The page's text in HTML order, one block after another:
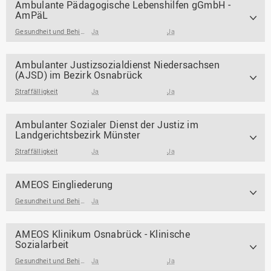
Ambulante Pädagogische Lebenshilfen gGmbH -
AmPäL
Gesundheit und Behinderung Ja Ja
Ambulanter Justizsozialdienst Niedersachsen
(AJSD) im Bezirk Osnabrück
Straffälligkeit Ja Ja
Ambulanter Sozialer Dienst der Justiz im
Landgerichtsbezirk Münster
Straffälligkeit Ja Ja
AMEOS Eingliederung
Gesundheit und Behinderung Ja
AMEOS Klinikum Osnabrück - Klinische
Sozialarbeit
Gesundheit und Behinderung Ja Ja